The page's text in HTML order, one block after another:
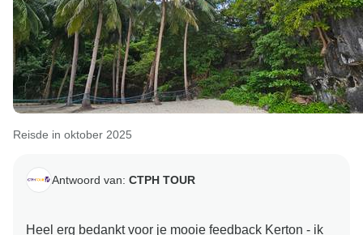
Reisde in oktober 2025
Antwoord van: CTPH TOUR
Heel erg bedankt voor je mooie feedback Kerton - ik